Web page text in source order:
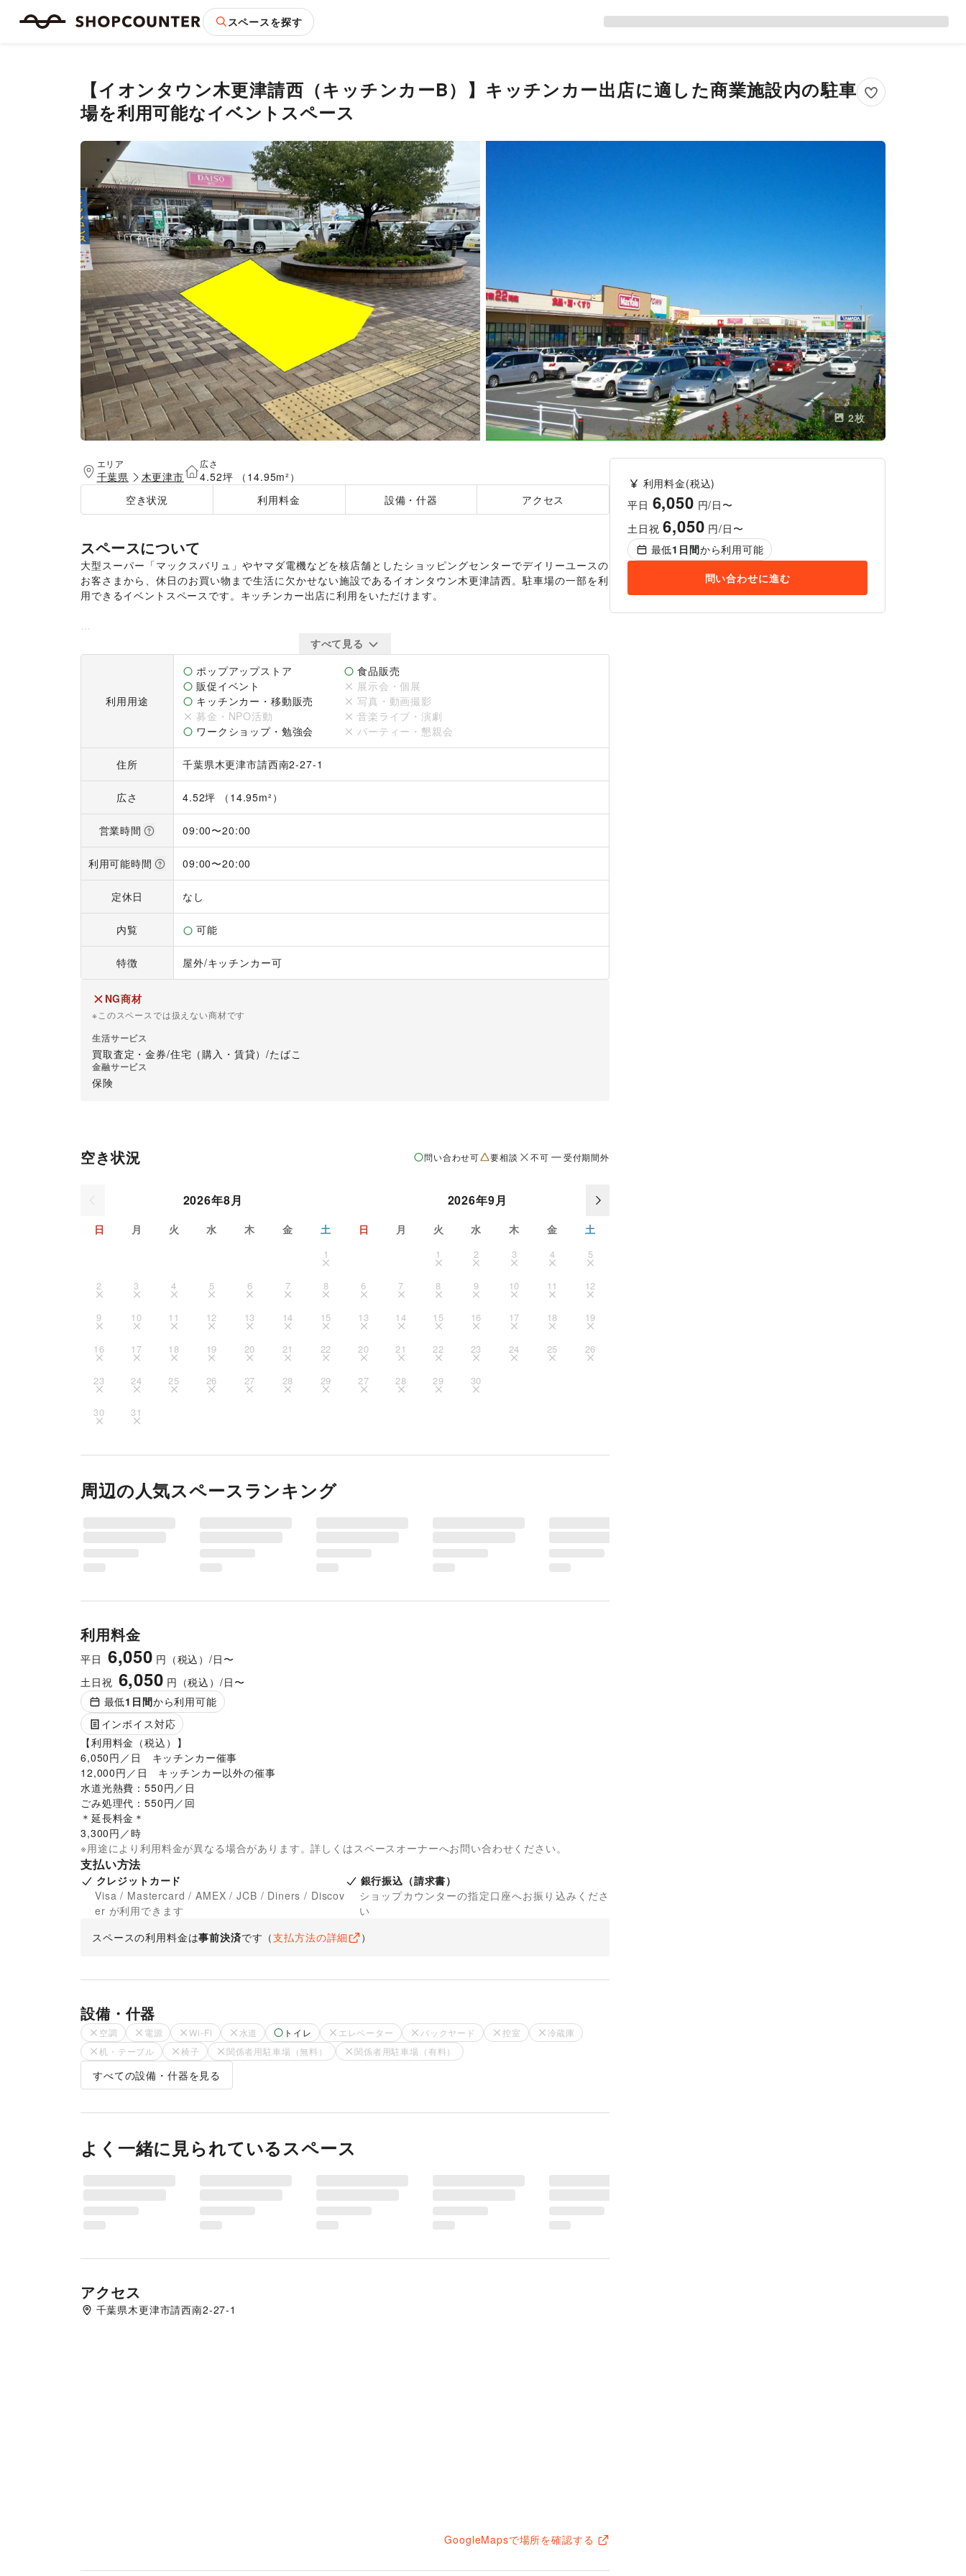
スペースを探す
【イオンタウン木更津請西（キッチンカーB）】キッチンカー出店に適した商業施設内の駐車
場を利用可能なイベントスペース
2枚
エリア
千葉県 木更津市
広さ
4.52坪 （14.95m²）
空き状況
利用料金 設備・什器 アクセス
スペースについて
大型スーパー「マックスバリュ」やヤマダ電機などを核店舗としたショッピングセンターでデイリーユースの
お客さまから、休日のお買い物まで生活に欠かせない施設であるイオンタウン木更津請西。駐車場の一部を利
用できるイベントスペースです。キッチンカー出店に利用をいただけます。
↓※注意事項～必ずご確認ください～※↓
1.【お申し込みは1ヶ月以上の余裕をもってご連絡ください】
弊社催事場ご利用に際しまして、《指定場所一時使用に関する覚書》(契約書)の締結が必要となります。
決裁の協議期間、書類のやり取り等で、締結までに1 ヶ月ほど時間を要しますので、余裕をもってお申し込み
ください。
実施が確定となったお申し込み順にご予約を承っております。予めご了承ください。
イオンタウン木更津朝日では木更津請西・君津・たつみ台と4つのSCを管理しております。
各SC専門店と商材が重複する場合はお受けできない場合がございます。予めご了承ください。
★お引き受けできない例★
・携帯や回線などの通信系PR【木更津朝日・君津NG】
・住宅およびリフォーム系PR【木更津朝日・木更津請西NG】
・こども英会話系(教材販売含む)【木更津朝日NG】
・学習塾【木更津請西・たつみ台ＮＧ】
・貴金属や金券の買取査定【木更津朝日・君津・木更津請西NG】
ご不明な点はお気軽にお問い合わせください。
4.【食品催事は別途必要書類がございます】
食品催事に関しまして、
○保健所の食品営業許可証写し
○食品衛生責任者証写し
○損害(PL)保険証券写し
○直近1ヶ月以内の腸内検査結果写し(全項目が陰性(-)であること)
【お申し込みから実施まで】
1・お問合せください。
5・契約締結後、使用料ご入金
■新規(イオンタウン(株)が運営するショッピングセンターでの実施実績がない場合)
②会社登記簿謄本・個人の方は住民票(いずれも発行から3か月以内のもの)
---↓食品加工を伴う催事のみ↓---
④腸内検査結果報告書写し(直近1ヶ月以内のもの)
⑤食品営業許可証写し
⑥食品衛生責任者証写し
■既存(イオンタウン(株)が運営するショッピングセンターにて実施実績がある場合)
---↓食品加工を伴う催事のみ↓---
■新規･既存に関わらずご提出いただくもの
【利用手引き】
イベント実施可能時間
9:00~20:00
搬入・搬出時間は事前にご連絡下さい。
■入退店について
・イベント実施の7日前までに「入店作業届」をご提出ください。
■イベントにおける注意事項
・指定されたエリア以外での什器・機材の展開や勧誘・接客は厳禁 です。
・防火シャッターの下、防火扉周りへの什器、商品、その他備品は絶対に置かないでください。
・ヘリウムガスを使用した風船の配布は禁止 です。
・来店時、終了時には管理事務所へお声がけください。
■施設利用について
・お客さま用・従業員用ともに、喫煙スペースはありません。
・トイレ は、後方の従業員用トイレをご利用ください。
■食事について
購入したものは後方の従業員休憩室にてご飲食ください。店内をご利用される場合、入店証は外してくださ
い。ピーク時は一般のお客さまを優先するようご配慮願います。
・ゴミ処理（分別必須）
■搬入搬出経路及び関係者駐車場
【その他注意事項】
・使用 料金につきましては、イベント実施開始日前までにご入金となります。
※契約書締結後のキャンセル、ご返金は致しません。
・貸出エリア・料金形態など予告なく変更する場合がございます。予めご了承ください。
・イベント実施時、お客さまとのトラブル、クレーム等が発生した際には
イベントを中止させて頂く場合がございますので予めご了承ください。
・天災（地震・火災など）が発生した際には、イベントを中止・中断して頂く可能性がございますのでご了承
【必要書類について】
営業許可証（飲食イベントに限る）
検便検査書（飲食イベントに限る）
営業許可証（飲食イベントに限る）
PL保険証書（コピー）
すべて見る
利用用途
ポップアップストア
食品販売
販促イベント
展示会・個展
キッチンカー・移動販売
写真・動画撮影
募金・NPO活動
音楽ライブ・演劇
ワークショップ・勉強会
パーティー・懇親会
住所 千葉県木更津市請西南2‐27‐1
広さ 4.52坪 （14.95m²）
営業時間 09:00〜20:00
利用可能時間 09:00〜20:00
定休日 なし
内覧 可能
特徴 屋外/キッチンカー可
NG商材
※このスペースでは扱えない商材です
生活サービス
買取査定・金券/住宅（購入・賃貸）/たばこ
金融サービス
保険
空き状況 問い合わせ可 要相談 不可 受付期間外
2026年8月
日 月 火 水 木 金 土
1
2 3 4 5 6 7 8
9 10 11 12 13 14 15
16 17 18 19 20 21 22
23 24 25 26 27 28 29
30 31
2026年9月
日 月 火 水 木 金 土
1 2 3 4 5
6 7 8 9 10 11 12
13 14 15 16 17 18 19
20 21 22 23 24 25 26
27 28 29 30
周辺の人気スペースランキング
利用料金
平日 6,050 円（税込）/日〜
土日祝 6,050 円（税込）/日〜
最低1 日間から利用可能
インボイス対応
【利用料金（税込）】
6,050円／日　キッチンカー催事
12,000円／日　キッチンカー以外の催事
水道光熱費：550円／日
ごみ処理代：550円／回
＊延長料金＊
3,300円／時
※用途により利用料金が異なる場合があります。詳しくはスペースオーナーへお問い合わせください。
支払い方法
クレジットカード
Visa / Mastercard / AMEX / JCB / Diners / Discov
er が利用できます
銀行振込（請求書）
ショップカウンターの指定口座へお振り込みくださ
い
スペースの利用料金は事前決済です （支払方法の詳細 ）
設備・什器
空調 電源 Wi-Fi 水道 トイレ エレベーター バックヤード 控室
冷蔵庫
机・テーブル
椅子 関係者用駐車場（無料） 関係者用駐車場（有料）
すべての設備・什器を見る
よく一緒に見られているスペース
アクセス
千葉県木更津市請西南2‐27‐1
GoogleMapsで場所を確認する
利用料金(税込)
平日 6,050 円/日〜
土日祝6,050 円/日〜
最低1 日間から利用可能
問い合わせに進む